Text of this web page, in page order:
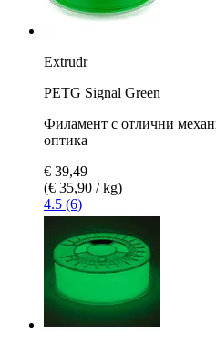
Extrudr
PETG Signal Green
Филамент с отлични
оптика
€ 39,49
(€ 35,90 / kg)
4.5 (6)